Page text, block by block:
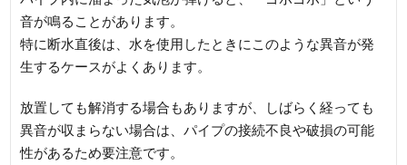
音が鳴ることがあります。
特に断水直後は、水を使用したときにこのような異音が発
生するケースがよくあります。
放置しても解消する場合もありますが、しばらく経っても
異音が収まらない場合は、パイプの接続不良や破損の可能
性があるため要注意です。